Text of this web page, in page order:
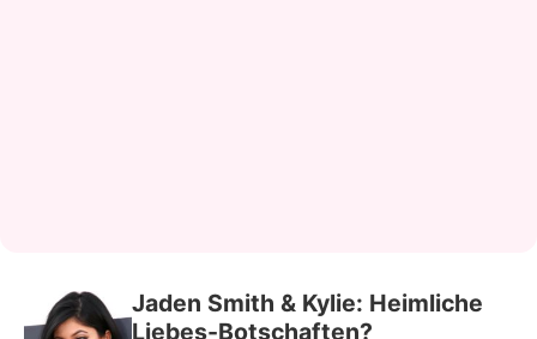
Jaden Smith & Kylie: Heimliche
Liebes-Botschaften?